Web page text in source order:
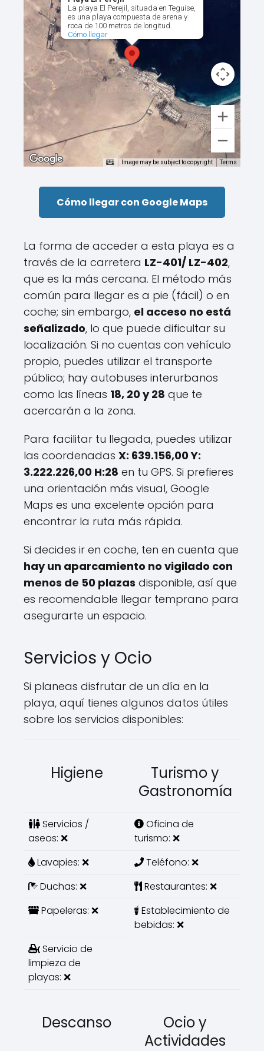
La playa El Perejil, situada en Teguise,
es una playa compuesta de arena y
roca de 100 metros de longitud.
Cómo llegar
Image may be subject to copyright Terms
Cómo llegar con Google Maps
La forma de acceder a esta playa es a
través de la carretera LZ-401/ LZ-402,
que es la más cercana. El método más
común para llegar es a pie (fácil) o en
coche; sin embargo, el acceso no está
señalizado, lo que puede dificultar su
localización. Si no cuentas con vehículo
propio, puedes utilizar el transporte
público; hay autobuses interurbanos
como las líneas 18, 20 y 28 que te
acercarán a la zona.
Para facilitar tu llegada, puedes utilizar
las coordenadas X: 639.156,00 Y:
3.222.226,00 H:28 en tu GPS. Si prefieres
una orientación más visual, Google
Maps es una excelente opción para
encontrar la ruta más rápida.
Si decides ir en coche, ten en cuenta que
hay un aparcamiento no vigilado con
menos de 50 plazas disponible, así que
es recomendable llegar temprano para
asegurarte un espacio.
Servicios y Ocio
Si planeas disfrutar de un día en la
playa, aquí tienes algunos datos útiles
sobre los servicios disponibles:
Higiene
Turismo y
Gastronomía
Servicios /
aseos: ❌
Oficina de
turismo: ❌
Lavapies: ❌
Teléfono: ❌
Duchas: ❌
Restaurantes: ❌
Papeleras: ❌
Establecimiento de
bebidas: ❌
Servicio de
limpieza de
playas: ❌
Descanso
Ocio y
Actividades